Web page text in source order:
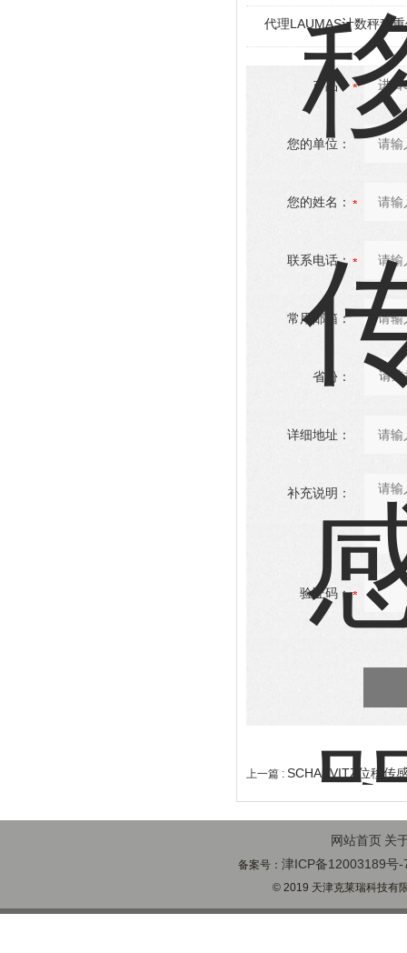
代理LAUMAS计数秤称
产品：
您的单位：
您的姓名：
联系电话：
常用邮箱：
省份：
详细地址：
补充说明：
验证码：
上一篇 : SCHAEVITZ位移传
网站首页 关
备案号：津ICP备12003189号-
© 2019 天津克莱瑞科技有